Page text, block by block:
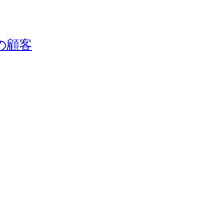
顧客